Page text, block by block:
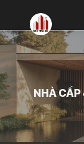
nội
dung
NHÀ CẤP